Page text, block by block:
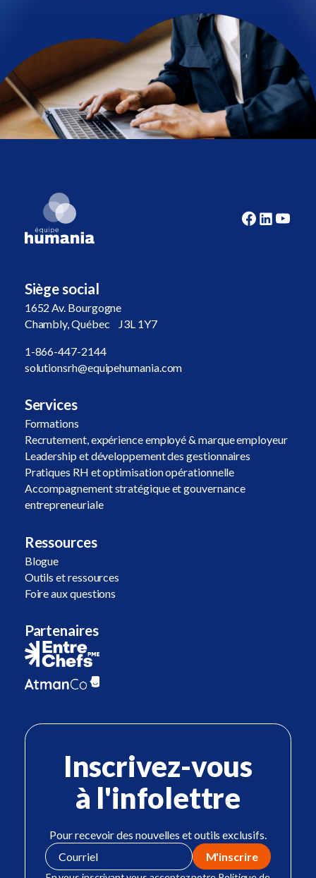
Siège social
1652 Av. Bourgogne
Chambly, Québec J3L 1Y7
1-866-447-2144
solutionsrh@equipehumania.com
Services
Formations
Recrutement, expérience employé & marque employeur
Leadership et développement des gestionnaires
Pratiques RH et optimisation opérationnelle
Accompagnement stratégique et gouvernance
entrepreneuriale
Ressources
Blogue
Outils et ressources
Foire aux questions
Partenaires
Inscrivez-vous
à l'infolettre
Pour recevoir des nouvelles et outils exclusifs.